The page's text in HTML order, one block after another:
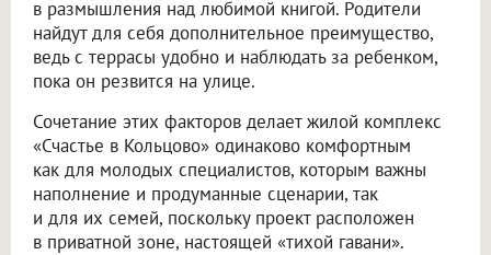
в размышления над любимой книгой. Родители
найдут для себя дополнительное преимущество,
ведь с террасы удобно и наблюдать за ребенком,
пока он резвится на улице.
Сочетание этих факторов делает жилой комплекс
«Счастье в Кольцово» одинаково комфортным
как для молодых специалистов, которым важны
наполнение и продуманные сценарии, так
и для их семей, поскольку проект расположен
в приватной зоне, настоящей «тихой гавани».